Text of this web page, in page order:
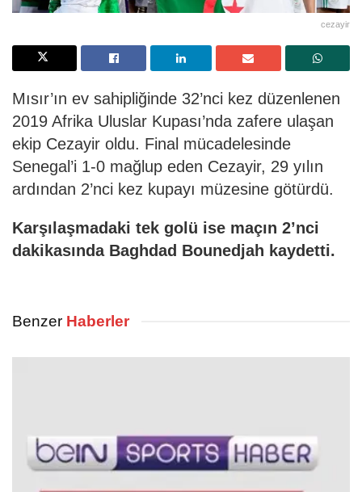
cezayir
Mısır’ın ev sahipliğinde 32’nci kez düzenlenen
2019 Afrika Uluslar Kupası’nda zafere ulaşan
ekip Cezayir oldu. Final mücadelesinde
Senegal’i 1-0 mağlup eden Cezayir, 29 yılın
ardından 2’nci kez kupayı müzesine götürdü.
Karşılaşmadaki tek golü ise maçın 2’nci
dakikasında Baghdad Bounedjah kaydetti.
Benzer Haberler